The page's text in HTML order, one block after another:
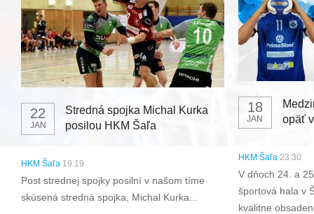
22
JAN
Stredná spojka Michal Kurka
posilou HKM Šaľa
HKM Šaľa 19:19
Post strednej spojky posilní v našom tíme
skúsená stredná spojka, Michal Kurka...
18
JAN
opäť
HKM Šaľa 23:30
V dňoch 24. a
športová hala v
kvalitne